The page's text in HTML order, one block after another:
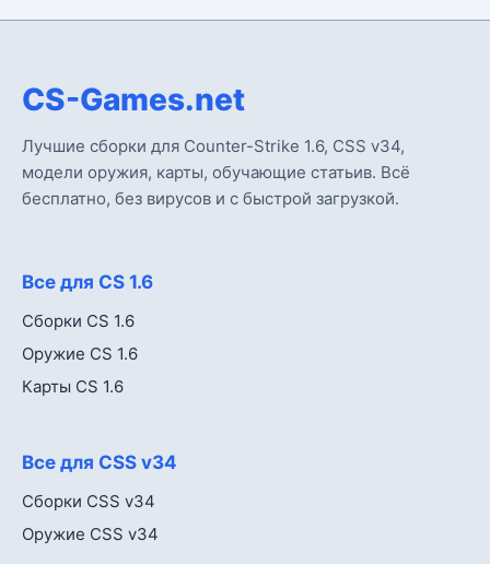
CS-Games.net
Лучшие сборки для Counter-Strike 1.6, CSS v34,
модели оружия, карты, обучающие статьив. Всё
бесплатно, без вирусов и с быстрой загрузкой.
Все для CS 1.6
Сборки CS 1.6
Оружие CS 1.6
Карты CS 1.6
Все для CSS v34
Сборки CSS v34
Оружие CSS v34